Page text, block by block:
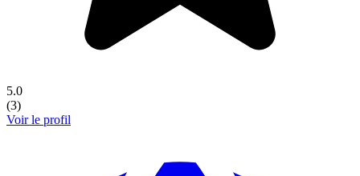
5.0
(3)
Voir le profil